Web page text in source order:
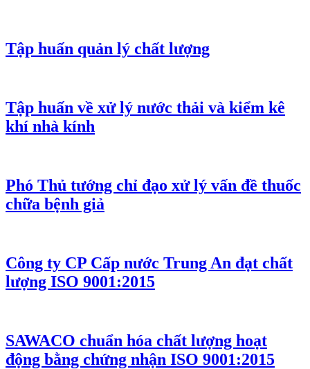
Tập huấn quản lý chất lượng
Tập huấn về xử lý nước thải và kiểm kê
khí nhà kính
Phó Thủ tướng chỉ đạo xử lý vấn đề thuốc
chữa bệnh giả
Công ty CP Cấp nước Trung An đạt chất
lượng ISO 9001:2015
SAWACO chuẩn hóa chất lượng hoạt
động bằng chứng nhận ISO 9001:2015